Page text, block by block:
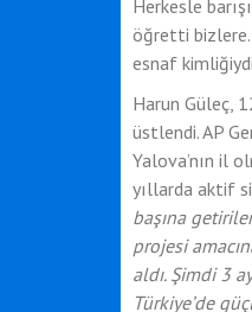
Herkesle
öğretti bizlere.
esnaf
Harun Güleç,
üstlendi. AP
Yalova’nın il
yıllarda aktif
başına
projesi
aldı. Şimdi 3
Türkiye’de